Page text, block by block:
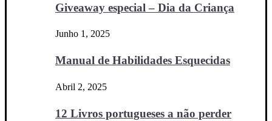
Giveaway especial – Dia da Criança
Junho 1, 2025
Manual de Habilidades Esquecidas
Abril 2, 2025
12 Livros portugueses a não perder